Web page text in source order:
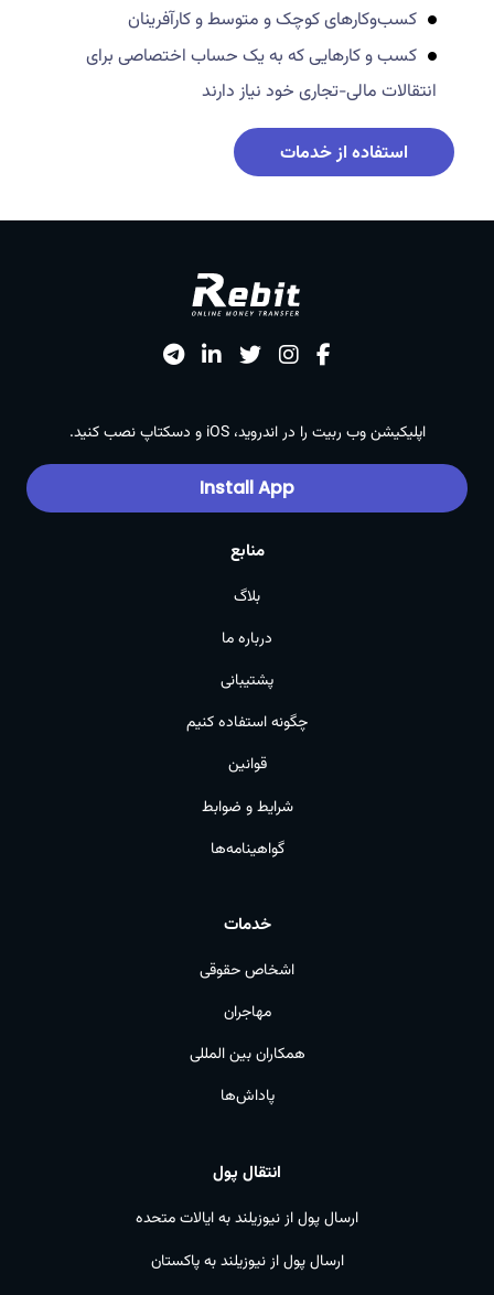
کسب‌وکارهای کوچک و متوسط و کارآفرینان
کسب و کارهایی که به یک حساب اختصاصی برای
انتقالات مالی-تجاری خود نیاز دارند
استفاده از خدمات
انتقال پول
ارسال پول از نیوزیلند به ایالات متحده
ارسال پول از نیوزیلند به پاکستان
خدمات
اشخاص حقوقی
مهاجران
همکاران بین المللی
پاداش‌ها
منابع
بلاگ
درباره ما
پشتیبانی
چگونه استفاده کنیم
قوانین
شرایط و ضوابط
گواهینامه‌ها
اپلیکیشن وب ربیت را در اندروید، iOS و دسکتاپ نصب کنید.
Install App